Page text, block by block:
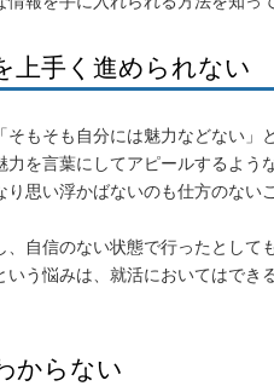
上手く進められない
もそも自分には魅力などない」
を言葉にしてアピールするよう
思い浮かばないのも仕方のないこ
自信のない状態で行ったとして
う悩みは、就活においてはでき
からない